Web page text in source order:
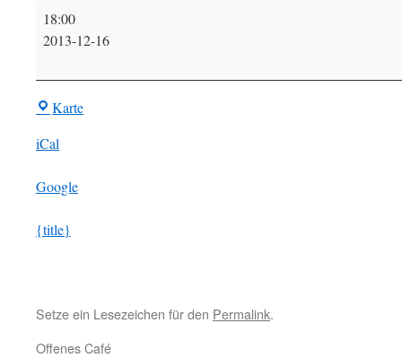
Lebendiger
Adventskalender
18:00
2013-12-16
KarteBIR-
iCal
Google
{title}
Setze ein Lesezeichen für den Permalink.
Offenes Café